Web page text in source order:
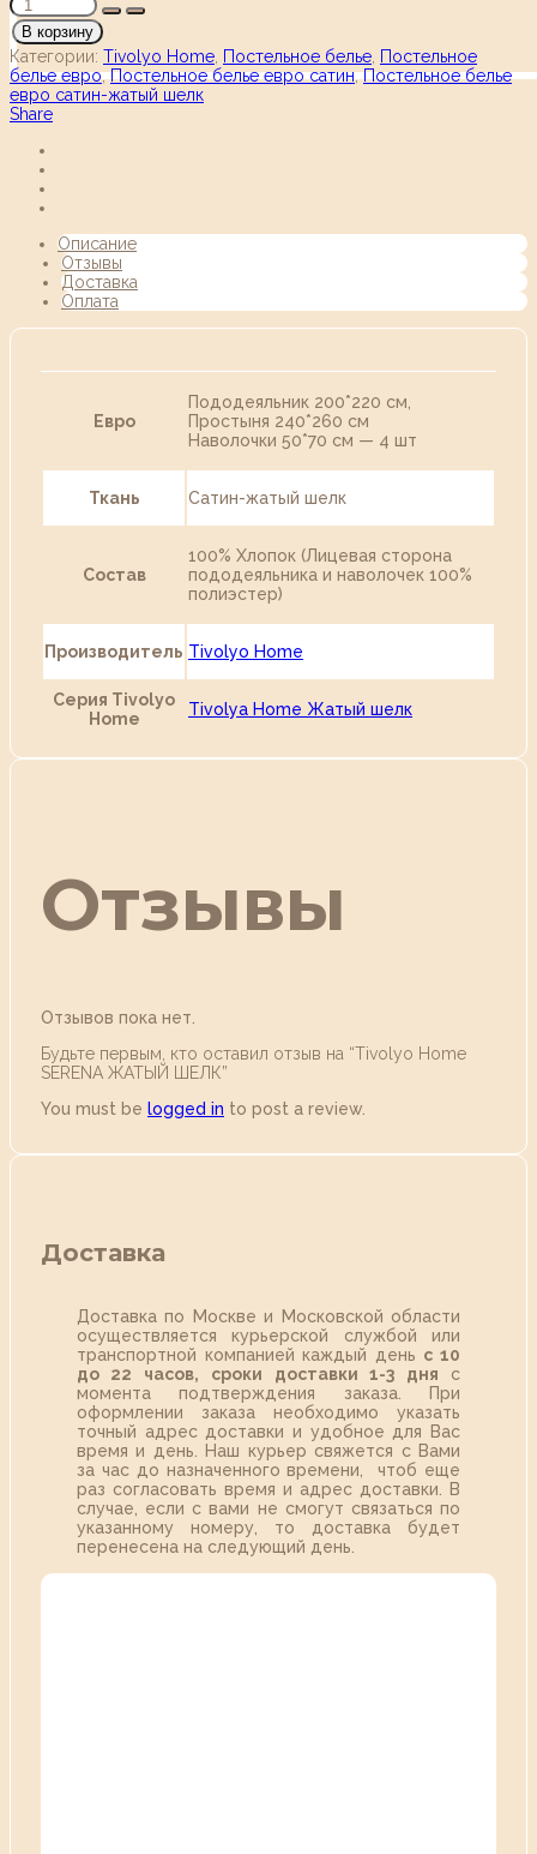
В корзину
Категории: Tivolyo Home Постельное белье Постельное
белье евро,Постельное белье евро сатин,Постельное белье
евро сатин-жатый шелк
Share
Описание
Отзывы
Доставка
Оплата
Евро
Пододеяльник 200*220 см,
Простыня 240*260 см
Наволочки 50*70 см — 4 шт
Ткань Сатин-жатый шелк
Состав
100% Хлопок (Лицевая сторона
пододеяльника и наволочек 100%
полиэстер)
Производитель Tivolyo Home
Серия Tivolyo
Home
Tivolya Home Жатый шелк
Отзывы
Отзывов пока нет.
Будьте первым, кто оставил отзыв на “Tivolyo Home
SERENA ЖАТЫЙ ШЕЛК”
You must be logged in to post a review.
Доставка
Доставка по Москве и Московской области
осуществляется курьерской службой или
транспортной компанией каждый день с 10
до 22 часов,
сроки доставки 1-3 дня с
момента подтверждения заказа. При
оформлении заказа необходимо указать
точный адрес доставки и удобное для Вас
время и день. Наш курьер свяжется с Вами
за час до назначенного времени, чтоб еще
раз согласовать время и адрес доставки. В
случае, если с вами не смогут связаться по
указанному номеру, то доставка будет
перенесена на следующий день.